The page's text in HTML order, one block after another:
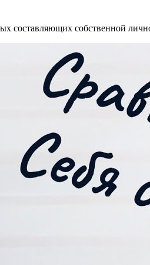
составляющих собственной